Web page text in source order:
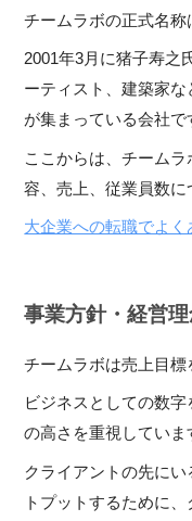
チームラボの正式名称
2001年3月に猪子寿之
ーティスト、建築家
が集まっている会社で
ここからは、チーム
容、売上、従業員数に
大企業への転職でよ
事業方針・経営
チームラボは売上目標
ビジネスとしての数
の高さを重視していま
クライアントの先に
トプットするために